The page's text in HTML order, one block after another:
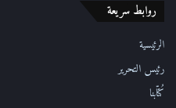
ي
روابط سريعة
الرئيسية
رئيس التحرير
كُتّابنا